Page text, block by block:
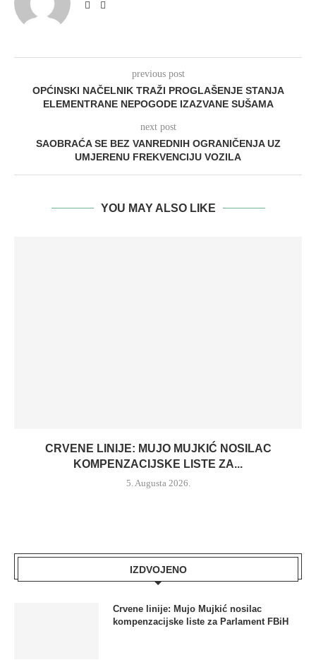
previous post
OPĆINSKI NAČELNIK TRAŽI PROGLAŠENJE STANJA
ELEMENTRANE NEPOGODE IZAZVANE SUŠAMA
next post
SAOBRAĆA SE BEZ VANREDNIH OGRANIČENJA UZ
UMJERENU FREKVENCIJU VOZILA
YOU MAY ALSO LIKE
CRVENE LINIJE: MUJO MUJKIĆ NOSILAC
KOMPENZACIJSKE LISTE ZA...
5. Augusta 2026.
IZDVOJENO
Crvene linije: Mujo Mujkić nosilac
kompenzacijske liste za Parlament FBiH